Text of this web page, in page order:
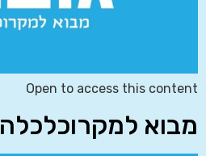
Open to access this content
מבוא למקרוכלכלה 10126